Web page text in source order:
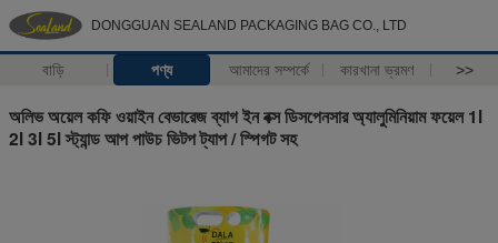
DONGGUAN SEALAND PACKAGING BAG CO., LTD
বাড়ি পণ্য আমাদের সম্পর্কে কারখানা ভ্রমণ >>
অলিভ অয়েল কফি ওয়াইন বেভারেজ ব্যাগ ইন বক্স ডিসপেনসার অ্যালুমিনিয়াম ফয়েল 1l
2l 3l 5l স্ট্যান্ড আপ পাউচ ভিটপ ট্যাপ / স্পিগট সহ